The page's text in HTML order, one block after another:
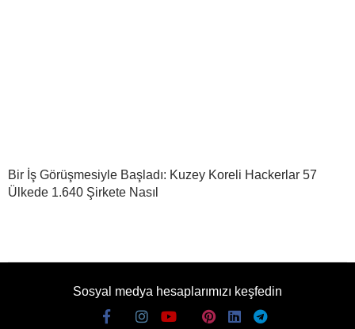
Bir İş Görüşmesiyle Başladı: Kuzey Koreli Hackerlar 57
Ülkede 1.640 Şirkete Nasıl
Sosyal medya hesaplarımızı keşfedin